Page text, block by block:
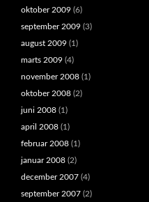
oktober 2009 (6)
september 2009 (3)
august 2009 (1)
marts 2009 (4)
november 2008 (1)
oktober 2008 (2)
juni 2008 (1)
april 2008 (1)
februar 2008 (1)
januar 2008 (2)
december 2007 (4)
september 2007 (2)